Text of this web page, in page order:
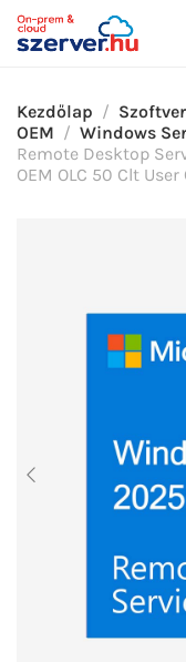
Kezdőlap
OEM
Windows
Remote Desktop
OEM OLC 50 Clt User